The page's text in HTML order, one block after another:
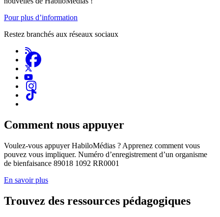
Pour plus d’information
Restez branchés aux réseaux sociaux
Comment nous appuyer
Voulez-vous appuyer HabiloMédias ? Apprenez comment vous
pouvez vous impliquer. Numéro d’enregistrement d’un organisme
de bienfaisance 89018 1092 RR0001
En savoir plus
Trouvez des ressources pédagogiques